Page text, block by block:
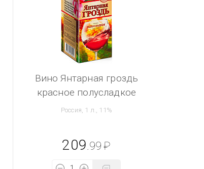
Вино Янтарная гроздь
красное полусладкое
Россия, 1 л., 11%
209 .99 ₽